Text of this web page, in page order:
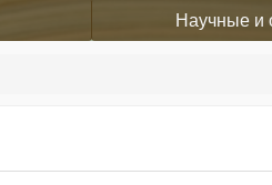
Научные и